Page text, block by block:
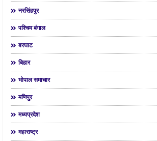
नरसिंहपुर
पश्चिम बंगाल
बरघाट
बिहार
भोपाल समाचार
मणिपुर
मध्यप्रदेश
महाराष्ट्र